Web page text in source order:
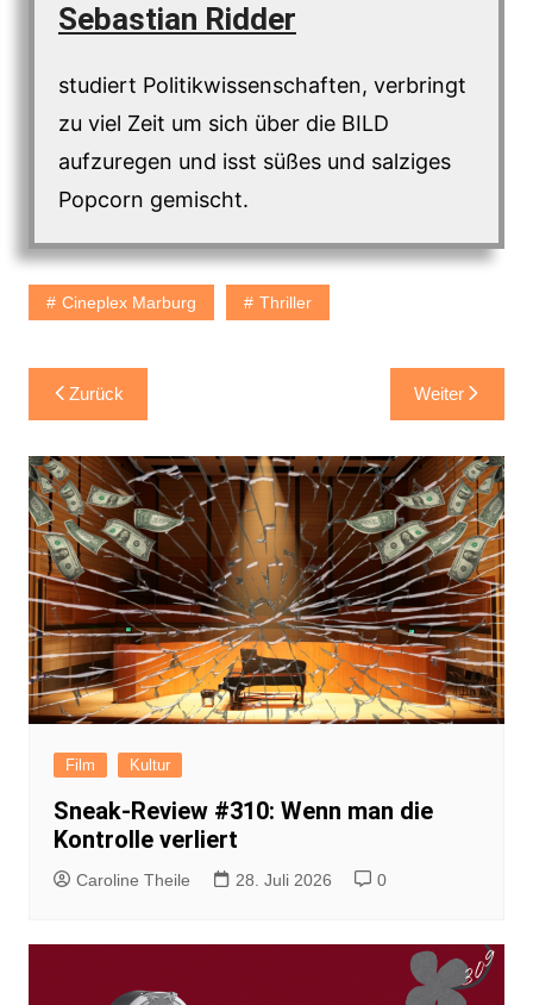
Sebastian Ridder
studiert Politikwissenschaften, verbringt
zu viel Zeit um sich über die BILD
aufzuregen und isst süßes und salziges
Popcorn gemischt.
Cineplex Marburg Thriller
Beitragsnavigation
Zurück Weiter
Film Kultur
Sneak-Review #310: Wenn man die
Kontrolle verliert
Caroline Theile 28. Juli 2026 0